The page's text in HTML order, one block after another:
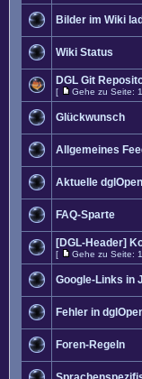
Bilder im Wiki
Wiki Status
DGL Git
[ Gehe zu Seite: 1
Glückwunsch
Allgemeines
Aktuelle
FAQ-Sparte
[DGL-Header]
[ Gehe zu Seite: 1
Google-Links in
Fehler in
Foren-Regeln